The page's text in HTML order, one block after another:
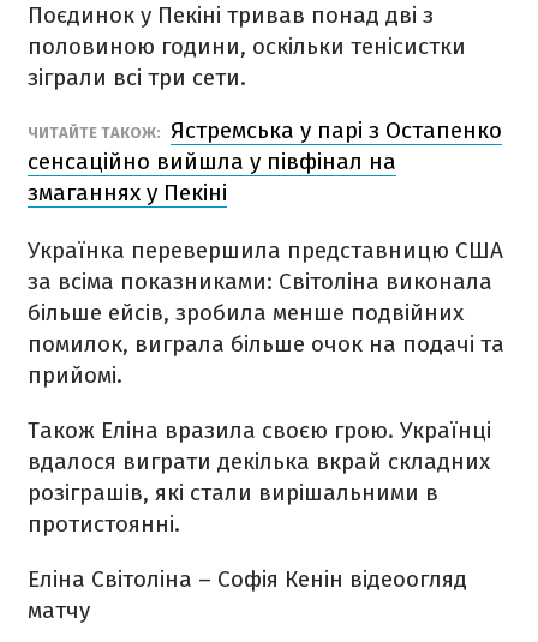
Поєдинок у Пекіні тривав понад дві з
половиною години, оскільки тенісистки
зіграли всі три сети.
ЧИТАЙТЕ ТАКОЖ: Ястремська у парі з Остапенко
сенсаційно вийшла у півфінал на
змаганнях у Пекіні
Українка перевершила представницю США
за всіма показниками: Світоліна виконала
більше ейсів, зробила менше подвійних
помилок, виграла більше очок на подачі та
прийомі.
Також Еліна вразила своєю грою. Українці
вдалося виграти декілька вкрай складних
розіграшів, які стали вирішальними в
протистоянні.
Еліна Світоліна – Софія Кенін відеоогляд
матчу